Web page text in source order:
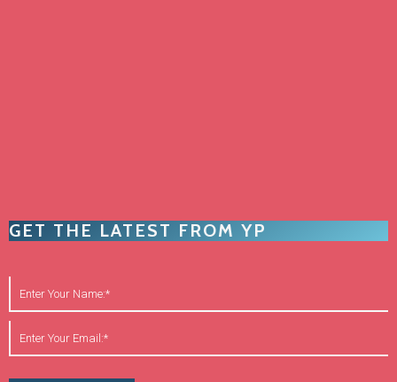
GET THE LATEST FROM YP